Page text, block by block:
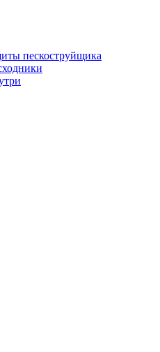
пескоструйщика